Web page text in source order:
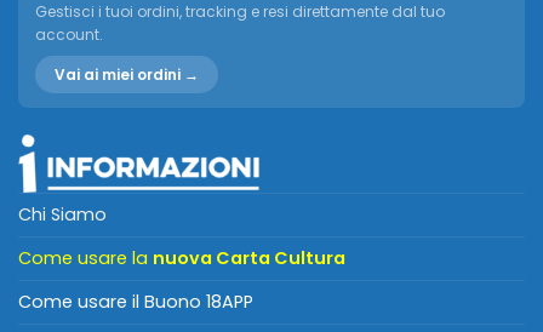
Gestisci i tuoi ordini, tracking e resi direttamente dal tuo
account.
Vai ai miei ordini →
Chi Siamo
Come usare la nuova Carta Cultura
Come usare il Buono 18APP